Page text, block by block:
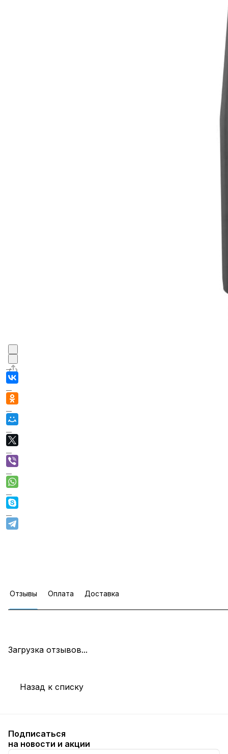
Отзывы Оплата Доставка
Загрузка отзывов...
Назад к списку
Подписаться
на новости и акции